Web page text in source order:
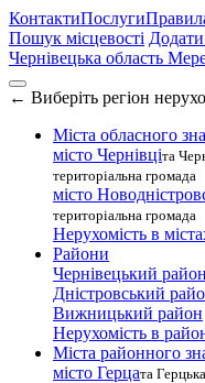
КонтактиПослуги
Пошук місцевості
Чернівецька область
← Виберіть регіон
Міста обласного
місто Чернівціта
територіальна громада
місто
територіальна громада
Нерухомість в
Райони
Чернівецький район
Дністровський
Вижницький район
Нерухомість в
Міста районного
місто Герцата Герцька